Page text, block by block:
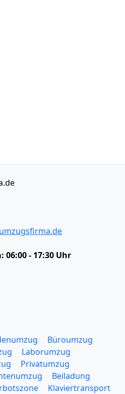
06:00 - 17:30 Uhr
Büroumzug
Laborumzug
Privatumzug
Beiladung
Klaviertransport